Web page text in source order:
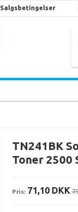
Salgsbetingelser
TN241BK
Toner 2500
Pris:71,10 DKK